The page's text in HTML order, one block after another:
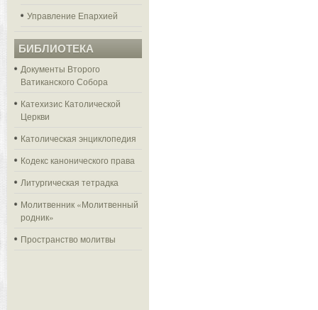
Управление Епархией
БИБЛИОТЕКА
Документы Второго
Ватиканского Собора
Катехизис Католической
Церкви
Католическая энциклопедия
Кодекс канонического права
Литургическая тетрадка
Молитвенник «Молитвенный
родник»
Пространство молитвы